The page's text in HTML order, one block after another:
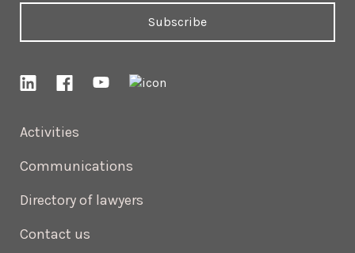
Activities
Communications
Directory of lawyers
Contact us
Subscribe